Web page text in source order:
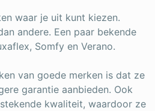
waar je uit kunt kiezen.
andere. Een paar bekende
Somfy en Verano.
van goede merken is dat ze
garantie aanbieden. Ook
kwaliteit, waardoor ze